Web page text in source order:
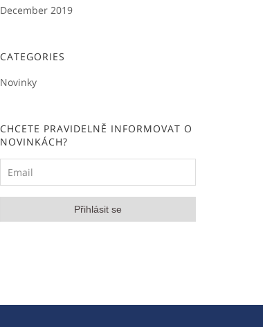
December 2019
CATEGORIES
Novinky
CHCETE PRAVIDELNĚ INFORMOVAT O
NOVINKÁCH?